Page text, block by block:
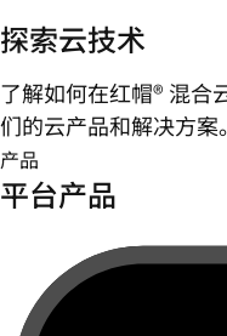
探索云技术
了解如何在红帽® 混合
们的云产品和解决方案。
产品
平台产品